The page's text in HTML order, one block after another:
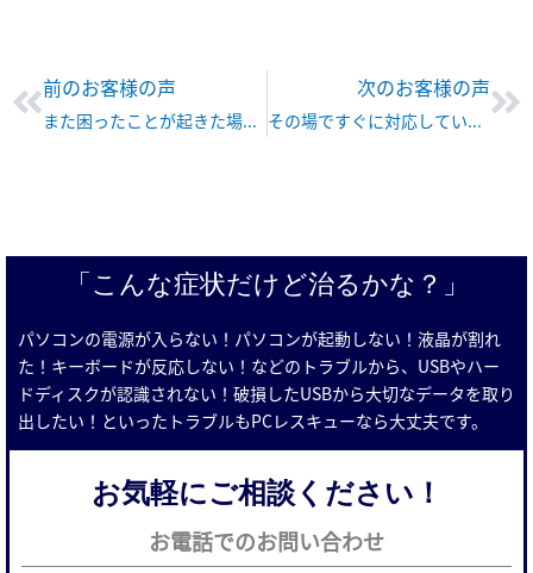
Prev
前のお客様の声
また困ったことが起きた場合は こちらにお世話になりたいと思っています。
次のお客様の声
その場ですぐに対応していただきました。
「こんな症状だけど治るかな？」
パソコンの電源が入らない！パソコンが起動しない！液晶が割れ
た！キーボードが反応しない！などのトラブルから、USBやハー
ドディスクが認識されない！破損したUSBから大切なデータを取り
出したい！といったトラブルもPCレスキューなら大丈夫です。
お気軽にご相談ください！
お電話でのお問い合わせ